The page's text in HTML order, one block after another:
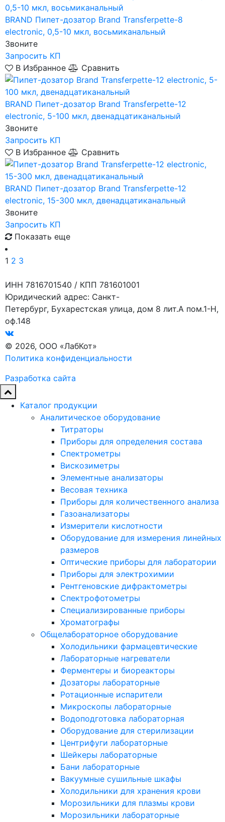
BRAND Пипет-дозатор Brand Transferpette-8
electronic, 0,5-10 мкл, восьмиканальный
Звоните
Запросить КП
В Избранное
Сравнить
BRAND Пипет-дозатор Brand Transferpette-12
electronic, 5-100 мкл, двенадцатиканальный
Звоните
Запросить КП
В Избранное
Сравнить
BRAND Пипет-дозатор Brand Transferpette-12
electronic, 15-300 мкл, двенадцатиканальный
Звоните
Запросить КП
Показать еще
1 2 3
ИНН 7816701540 / КПП 781601001
Юридический адрес: Санкт-
Петербург, Бухарестская улица, дом 8 лит.А пом.1-Н,
оф.148
© 2026, ООО «ЛабКот»
Политика конфиденциальности
Разработка сайта
Каталог продукции
Аналитическое оборудование
Титраторы
Приборы для определения состава
Спектрометры
Вискозиметры
Элементные анализаторы
Весовая техника
Приборы для количественного анализа
Газоанализаторы
Измерители кислотности
Оборудование для измерения линейных
размеров
Оптические приборы для лаборатории
Приборы для электрохимии
Рентгеновские дифрактометры
Спектрофотометры
Специализированные приборы
Хроматографы
Общелабораторное оборудование
Холодильники фармацевтические
Лабораторные нагреватели
Ферментеры и биореакторы
Дозаторы лабораторные
Ротационные испарители
Микроскопы лабораторные
Водоподготовка лабораторная
Оборудование для стерилизации
Центрифуги лабораторные
Шейкеры лабораторные
Бани лабораторные
Вакуумные сушильные шкафы
Холодильники для хранения крови
Морозильники для плазмы крови
Морозильники лабораторные